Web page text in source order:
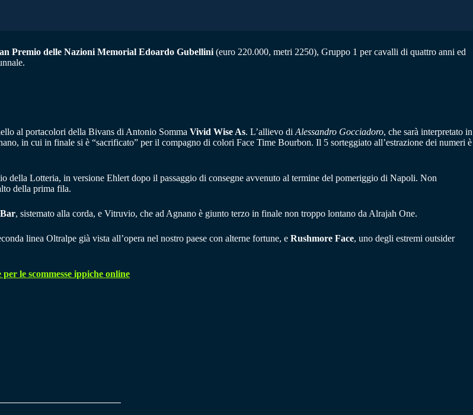
Premio delle Nazioni Memorial Edoardo Gubellini (euro 220.000, metri 2250), Gruppo 1 per cavalli di quattro anni ed
al portacolori della Bivans di Antonio Somma Vivid Wise As. L’allievo di Alessandro Gocciadoro, che sarà interpretato in
in cui in finale si è “sacrificato” per il compagno di colori Face Time Bourbon. Il 5 sorteggiato all’estrazione dei numeri è
della Lotteria, in versione Ehlert dopo il passaggio di consegne avvenuto al termine del pomeriggio di Napoli. Non
della prima fila.
, sistemato alla corda, e Vitruvio, che ad Agnano è giunto terzo in finale non troppo lontano da Alrajah One.
linea Oltralpe già vista all’opera nel nostro paese con alterne fortune, e Rushmore Face, uno degli estremi outsider
le scommesse ippiche online